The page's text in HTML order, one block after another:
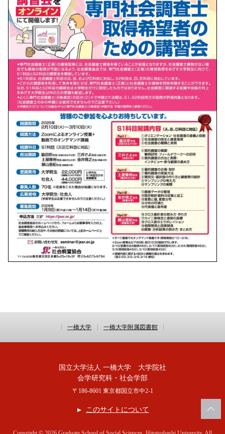
一橋大学 一橋大学附属図書館
国立大学法人 一橋大学 大学院社
会学研究科・社会学部
〒186-8601 東京都国立市中2-1
このサイトについて